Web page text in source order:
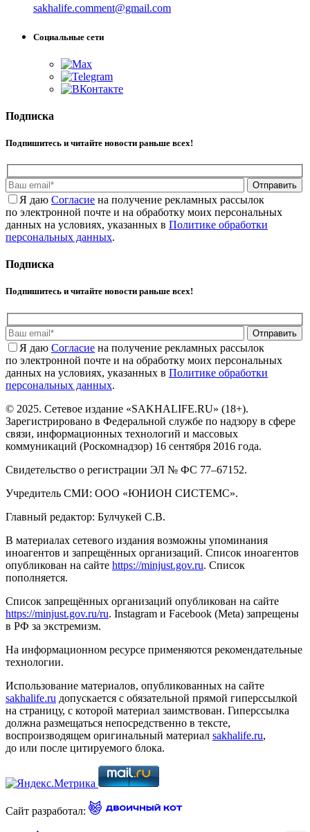
sakhalife.comment@gmail.com
Социальные сети
Подписка
Подпишитесь и читайте новости раньше всех!
Отправить
Я даю Cогласие на получение рекламных рассылок
по электронной почте и на обработку моих персональных
данных на условиях, указанных в Политике обработки
персональных данных.
Подписка
Подпишитесь и читайте новости раньше всех!
Отправить
Я даю Cогласие на получение рекламных рассылок
по электронной почте и на обработку моих персональных
данных на условиях, указанных в Политике обработки
персональных данных.
© 2025. Сетевое издание «SAKHALIFE.RU» (18+).
Зарегистрировано в Федеральной службе по надзору в сфере
связи, информационных технологий и массовых
коммуникаций (Роскомнадзор) 16 сентября 2016 года.
Свидетельство о регистрации ЭЛ № ФС 77–67152.
Учредитель СМИ: ООО «ЮНИОН СИСТЕМС».
Главный редактор: Булчукей С.В.
В материалах сетевого издания возможны упоминания
иноагентов и запрещённых организаций. Список иноагентов
опубликован на сайте https://minjust.gov.ru. Список
пополняется.
Список запрещённых организаций опубликован на сайте
https://minjust.gov.ru/ru. Instagram и Facebook (Metа) запрещены
в РФ за экстремизм.
На информационном ресурсе применяются рекомендательные
технологии.
Использование материалов, опубликованных на сайте
sakhalife.ru допускается с обязательной прямой гиперссылкой
на страницу, с которой материал заимствован. Гиперссылка
должна размещаться непосредственно в тексте,
воспроизводящем оригинальный материал sakhalife.ru,
до или после цитируемого блока.
Сайт разработал: